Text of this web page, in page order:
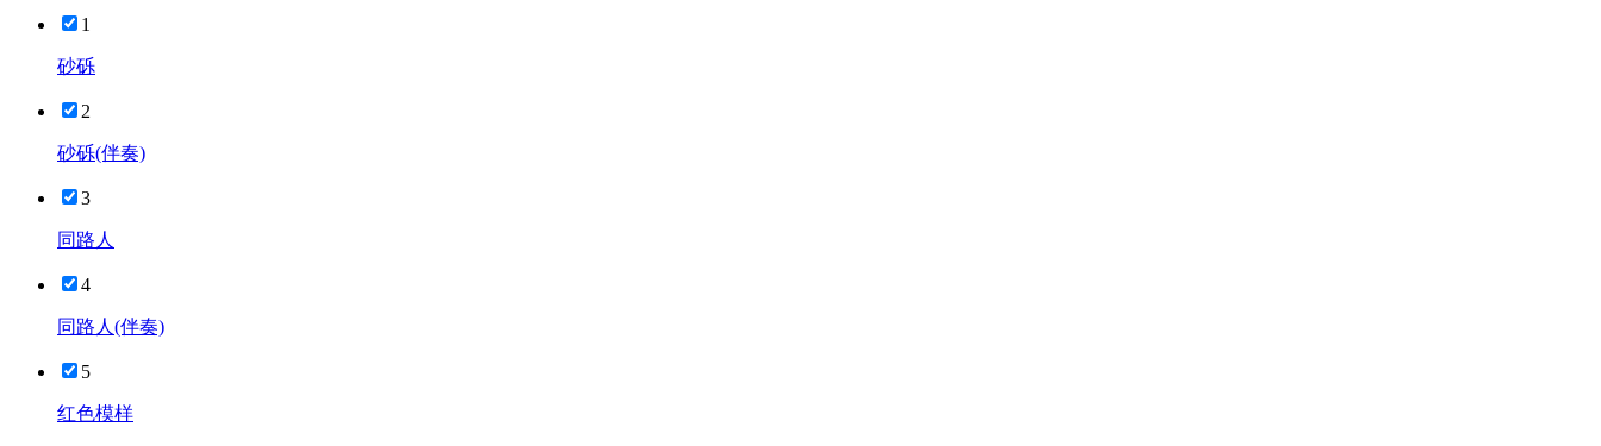
1
砂砾
2
砂砾(伴奏)
3
同路人
4
同路人(伴奏)
5
红色模样